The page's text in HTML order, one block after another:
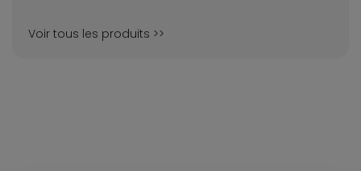
Voir tous les produits >>